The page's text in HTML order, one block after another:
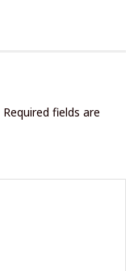
Required fields are